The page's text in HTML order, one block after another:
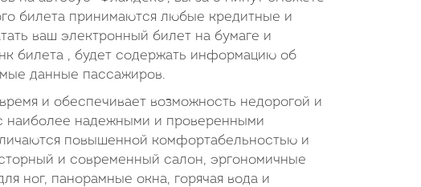
билета принимаются любые кредитные и
ваш электронный билет на бумаге и
билета , будет содержать информацию об
данные пассажиров.
и обеспечивает возможность недорогой и
наиболее надежными и проверенными
повышенной комфортабельностью и
и современный салон, эргономичные
ног, панорамные окна, горячая вода и